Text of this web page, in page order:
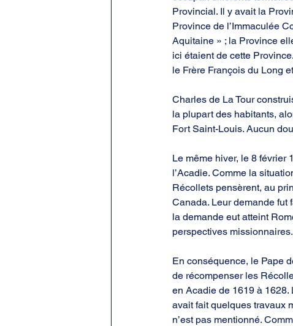
Provincial. Il y avait la
Province de l’Immaculée
Aquitaine » ; la Province
ici étaient de cette
le Frère François du Long
Charles de La Tour
la plupart des habitants,
Fort Saint-Louis. Aucun
Le même hiver, le 8 février
l’Acadie. Comme la
Récollets pensèrent, au
Canada. Leur demande fut
la demande eut atteint
perspectives
En conséquence, le Pape
de récompenser les
en Acadie de 1619 à 1628.
avait fait quelques travaux
n’est pas mentionné.